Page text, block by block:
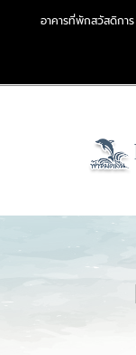
อาคารที่พักสวัสดิกา